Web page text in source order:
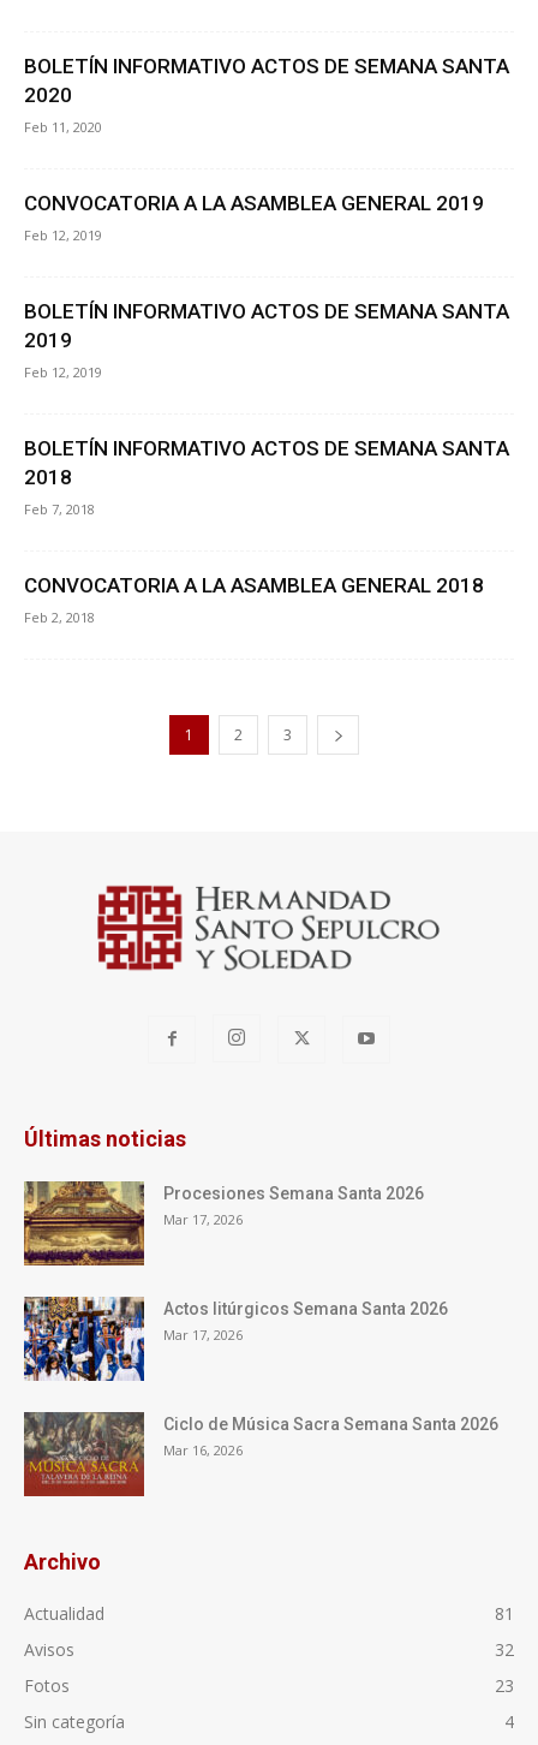
BOLETÍN INFORMATIVO ACTOS DE SEMANA SANTA
2020
Feb 11, 2020
CONVOCATORIA A LA ASAMBLEA GENERAL 2019
Feb 12, 2019
BOLETÍN INFORMATIVO ACTOS DE SEMANA SANTA
2019
Feb 12, 2019
BOLETÍN INFORMATIVO ACTOS DE SEMANA SANTA
2018
Feb 7, 2018
CONVOCATORIA A LA ASAMBLEA GENERAL 2018
Feb 2, 2018
1 2 3
Últimas noticias
Procesiones Semana Santa 2026
Mar 17, 2026
Actos litúrgicos Semana Santa 2026
Mar 17, 2026
Ciclo de Música Sacra Semana Santa 2026
Mar 16, 2026
Archivo
Actualidad
81
Avisos
32
Fotos
23
Sin categoría
4